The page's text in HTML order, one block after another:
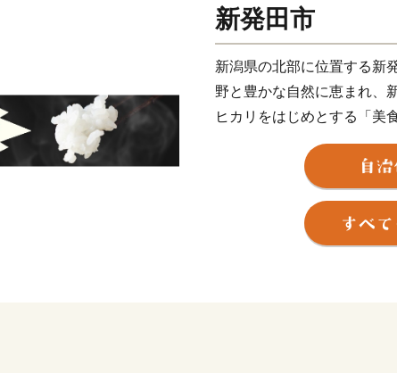
新発田市
新潟県の北部に位置する新
野と豊かな自然に恵まれ、
ヒカリをはじめとする「美
い三匹の鯱を配する三階櫓
城下町でもあります。歴史
後は、全国でもトップクラ
泉』で、エメラルドグリー
な食材を使った新発田の自
観光スポットに立ち寄り